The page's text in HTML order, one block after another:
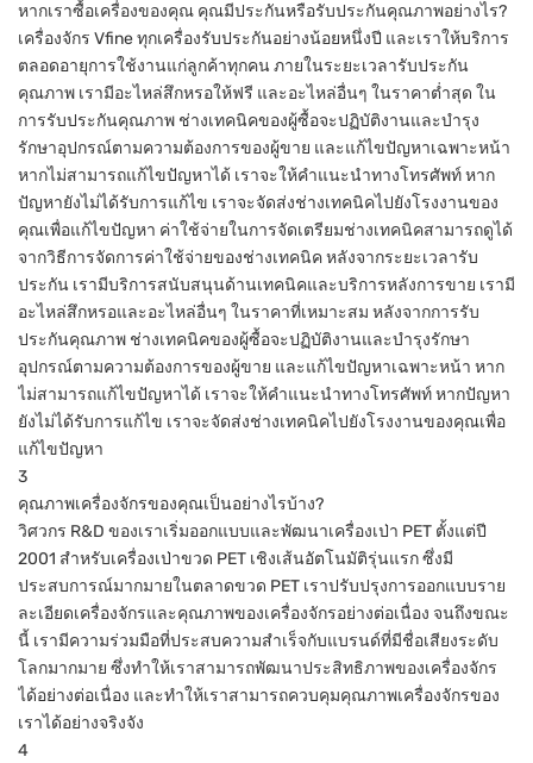
หากเราซื้อเครื่องของคุณ คุณมีประกันหรือรับประกันคุณภาพอย่างไร?
เครื่องจักร Vfine ทุกเครื่องรับประกันอย่างน้อยหนึ่งปี และเราให้บริการ
ตลอดอายุการใช้งานแก่ลูกค้าทุกคน ภายในระยะเวลารับประกัน
คุณภาพ เรามีอะไหล่สึกหรอให้ฟรี และอะไหล่อื่นๆ ในราคาต่ำสุด ใน
การรับประกันคุณภาพ ช่างเทคนิคของผู้ซื้อจะปฏิบัติงานและบำรุง
รักษาอุปกรณ์ตามความต้องการของผู้ขาย และแก้ไขปัญหาเฉพาะหน้า
หากไม่สามารถแก้ไขปัญหาได้ เราจะให้คำแนะนำทางโทรศัพท์ หาก
ปัญหายังไม่ได้รับการแก้ไข เราจะจัดส่งช่างเทคนิคไปยังโรงงานของ
คุณเพื่อแก้ไขปัญหา ค่าใช้จ่ายในการจัดเตรียมช่างเทคนิคสามารถดูได้
จากวิธีการจัดการค่าใช้จ่ายของช่างเทคนิค หลังจากระยะเวลารับ
ประกัน เรามีบริการสนับสนุนด้านเทคนิคและบริการหลังการขาย เรามี
อะไหล่สึกหรอและอะไหล่อื่นๆ ในราคาที่เหมาะสม หลังจากการรับ
ประกันคุณภาพ ช่างเทคนิคของผู้ซื้อจะปฏิบัติงานและบำรุงรักษา
อุปกรณ์ตามความต้องการของผู้ขาย และแก้ไขปัญหาเฉพาะหน้า หาก
ไม่สามารถแก้ไขปัญหาได้ เราจะให้คำแนะนำทางโทรศัพท์ หากปัญหา
ยังไม่ได้รับการแก้ไข เราจะจัดส่งช่างเทคนิคไปยังโรงงานของคุณเพื่อ
แก้ไขปัญหา
3
คุณภาพเครื่องจักรของคุณเป็นอย่างไรบ้าง?
วิศวกร R&D ของเราเริ่มออกแบบและพัฒนาเครื่องเป่า PET ตั้งแต่ปี
2001 สำหรับเครื่องเป่าขวด PET เชิงเส้นอัตโนมัติรุ่นแรก ซึ่งมี
ประสบการณ์มากมายในตลาดขวด PET เราปรับปรุงการออกแบบราย
ละเอียดเครื่องจักรและคุณภาพของเครื่องจักรอย่างต่อเนื่อง จนถึงขณะ
นี้ เรามีความร่วมมือที่ประสบความสำเร็จกับแบรนด์ที่มีชื่อเสียงระดับ
โลกมากมาย ซึ่งทำให้เราสามารถพัฒนาประสิทธิภาพของเครื่องจักร
ได้อย่างต่อเนื่อง และทำให้เราสามารถควบคุมคุณภาพเครื่องจักรของ
เราได้อย่างจริงจัง
4